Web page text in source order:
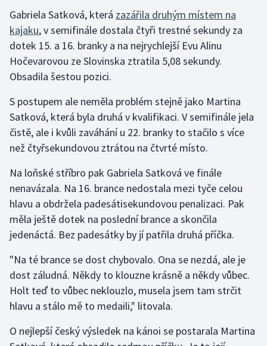
Golf
Gymnastika
Jezdectví
Judo
Krasobruslení
Lezení
Lyže a snowboard
Moderní pětiboj
Motorsport
Gabriela Satková, která zazářila druhým místem na
kajaku, v semifinále dostala čtyři trestné sekundy za
dotek 15. a 16. branky a na nejrychlejší Evu Alinu
Hočevarovou ze Slovinska ztratila 5,08 sekundy.
Obsadila šestou pozici.
S postupem ale neměla problém stejně jako Martina
Satková, která byla druhá v kvalifikaci. V semifinále jela
čistě, ale i kvůli zaváhání u 22. branky to stačilo s více
než čtyřsekundovou ztrátou na čtvrté místo.
Na loňské stříbro pak Gabriela Satková ve finále
nenavázala. Na 16. brance nedostala mezi tyče celou
hlavu a obdržela padesátisekundovou penalizaci. Pak
měla ještě dotek na poslední brance a skončila
jedenáctá. Bez padesátky by jí patřila druhá příčka.
"Na té brance se dost chybovalo. Ona se nezdá, ale je
dost záludná. Někdy to klouzne krásně a někdy vůbec.
Holt teď to vůbec neklouzlo, musela jsem tam strčit
hlavu a stálo mě to medaili," litovala.
O nejlepší český výsledek na kánoi se postarala Martina